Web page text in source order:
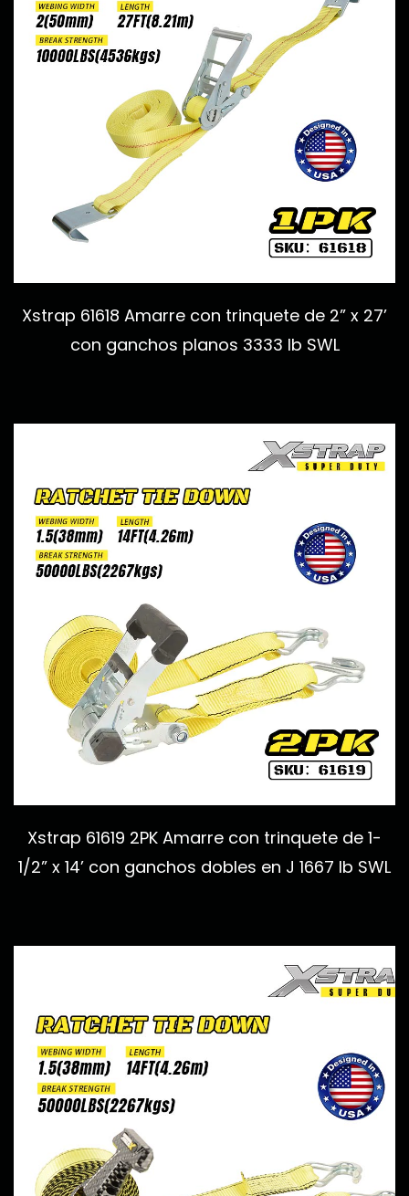
Xstrap 61618 Amarre con trinquete de 2” x 27’
con ganchos planos 3333 lb SWL
Xstrap 61619 2PK Amarre con trinquete de 1-
1/2” x 14’ con ganchos dobles en J 1667 lb SWL